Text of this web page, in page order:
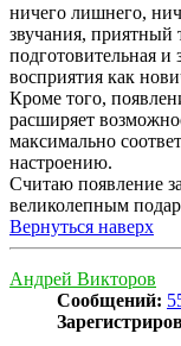
ничего лишнего,
звучания, приятный
подготовительная
восприятия как
Кроме того,
расширяет
максимально
настроению.
Считаю появление
великолепным
Вернуться наверх
Андрей Викторов
Сообщений: